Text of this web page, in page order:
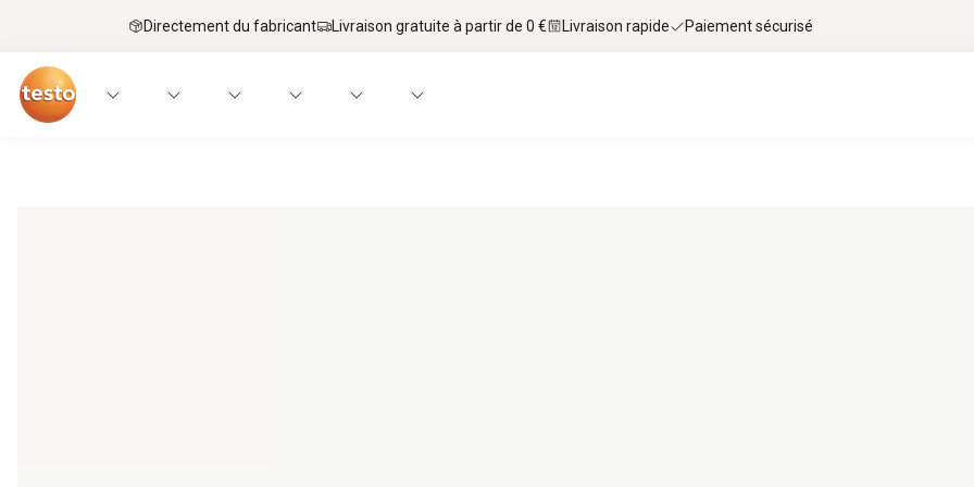
Directement du fabricant Livraison gratuite à partir de 0 € Livraison rapide Paiement sécurisé